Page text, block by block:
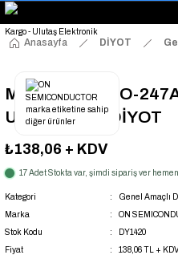
"Saat 14:00'a Kadar Verilen
"Binlerce Ürün Çeşitliliği
"Toptan Fiyatına Perakende
Anasayfa DİYOT
MUR6060PT TO-
ULTRAFAST DİYOT
₺138,06 + KDV
17 Adet Stokta var, şimdi sipariş ver
Kategori
Genel Amaçlı
Marka
ON
Stok Kodu
DY1420
Fiyat
138,06 TL +